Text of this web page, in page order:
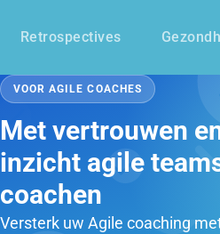
Retrospectives
VOOR AGILE COACHES
Met vertrouwen
inzicht agile
coachen
Versterk uw Agile coaching